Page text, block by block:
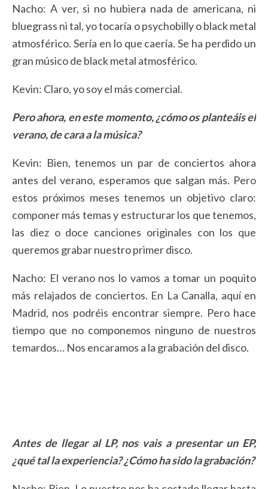
Nacho: A ver, si no hubiera nada de americana, ni
bluegrass ni tal, yo tocaría o psychobilly o black metal
atmosférico. Sería en lo que caería. Se ha perdido un
gran músico de black metal atmosférico.
Kevin: Claro, yo soy el más comercial.
Pero ahora, en este momento, ¿cómo os planteáis el
verano, de cara a la música?
Kevin: Bien, tenemos un par de conciertos ahora
antes del verano, esperamos que salgan más. Pero
estos próximos meses tenemos un objetivo claro:
componer más temas y estructurar los que tenemos,
las diez o doce canciones originales con los que
queremos grabar nuestro primer disco.
Nacho: El verano nos lo vamos a tomar un poquito
más relajados de conciertos. En La Canalla, aquí en
Madrid, nos podréis encontrar siempre. Pero hace
tiempo que no componemos ninguno de nuestros
temardos… Nos encaramos a la grabación del disco.
Antes de llegar al LP, nos vais a presentar un EP,
¿qué tal la experiencia? ¿Cómo ha sido la grabación?